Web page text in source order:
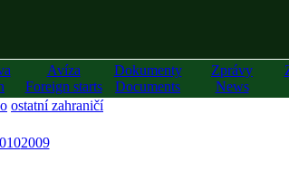
Avíza
Foreign starts
Dokumenty
Documents
Zprávy
News
ostatní zahraničí
2009